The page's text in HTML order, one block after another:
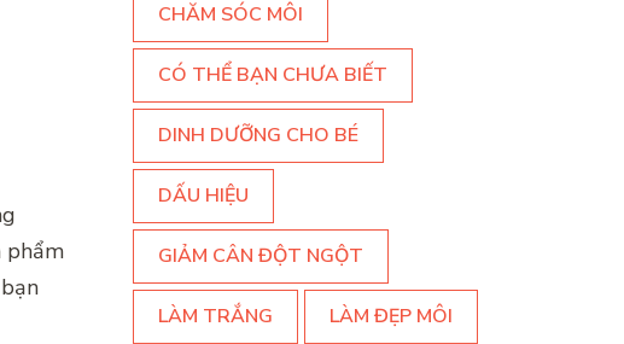
phẩm
CHĂM SÓC MÔI
CÓ THỂ BẠN CHƯA BIẾT
DINH DƯỠNG CHO BÉ
DẤU HIỆU
GIẢM CÂN ĐỘT NGỘT
LÀM TRẮNG LÀM ĐẸP MÔI